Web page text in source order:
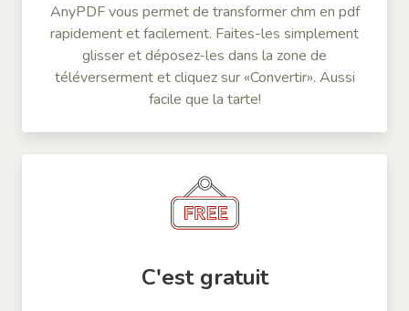
AnyPDF vous permet de transformer chm en pdf
rapidement et facilement. Faites-les simplement
glisser et déposez-les dans la zone de
téléverserment et cliquez sur «Convertir». Aussi
facile que la tarte!
C'est gratuit